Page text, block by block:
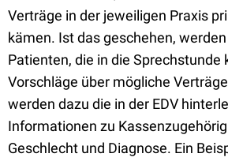
Verträge in der jeweiligen Praxis
kämen. Ist das geschehen,
Patienten, die in die Sprechstunde
Vorschläge über mögliche
werden dazu die in der EDV
Informationen zu
Geschlecht und Diagnose. Ein